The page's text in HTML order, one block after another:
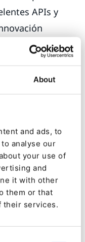
About
and ads, to
analyse our
your use of
and
it with other
them or that
their services.
APIs y
muy
técnicos de
de imágenes,
de impuestos.
para las